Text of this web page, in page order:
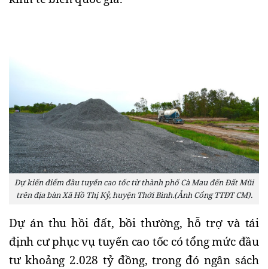
Dự kiến điểm đầu tuyến cao tốc từ thành phố Cà Mau đến Đất Mũi
trên địa bàn Xã Hồ Thị Kỷ, huyện Thới Bình.(Ảnh Cổng TTĐT CM).
Dự án thu hồi đất, bồi thường, hỗ trợ và tái
định cư phục vụ tuyến cao tốc có tổng mức đầu
tư khoảng 2.028 tỷ đồng, trong đó ngân sách